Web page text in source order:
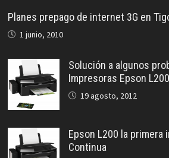
Planes prepago de internet 3G en
1 junio, 2010
Solución a algunos
Impresoras Epson L200
19 agosto, 2012
Epson L200 la primera
Continua